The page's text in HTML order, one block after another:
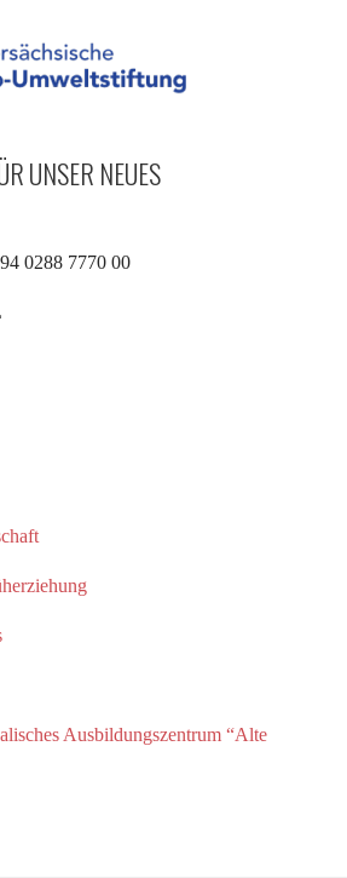
UNSER NEUES
0288 7770 00
Ausbildungszentrum “Alte